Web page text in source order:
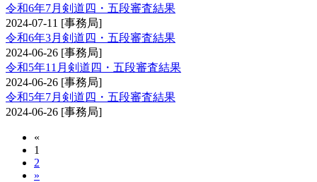
令和6年7月剣道四・五段審査結果
2024-07-11 [事務局]
令和6年3月剣道四・五段審査結果
2024-06-26 [事務局]
令和5年11月剣道四・五段審査結果
2024-06-26 [事務局]
令和5年7月剣道四・五段審査結果
2024-06-26 [事務局]
«
1
2
»